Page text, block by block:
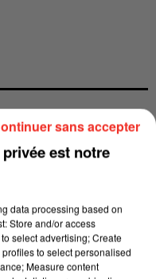
est notre
data processing based on
Store and/or access
select advertising; Create
to select personalised
Measure content
sans accepter